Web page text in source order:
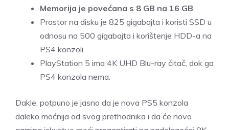
Memorija je povećana s 8 GB na 16 GB
Prostor na disku je 825 gigabajta i koristi SSD u
odnosu na 500 gigabajta i korištenje HDD-a na
PS4 konzoli.
PlayStation 5 ima 4K UHD Blu-ray čitač, dok ga
PS4 konzola nema.
Dakle, potpuno je jasno da je nova PS5 konzola
daleko moćnija od svog prethodnika i da će novo